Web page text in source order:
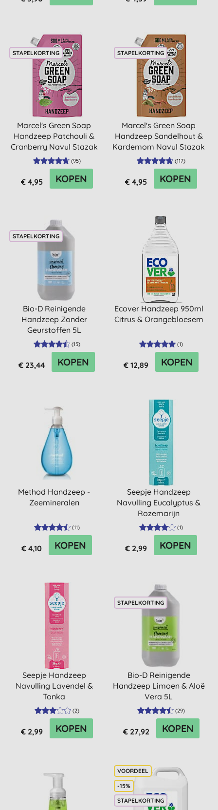
STAPELKORTING
Marcel's Green Soap
Handzeep Patchouli &
Cranberry Navul Stazak
500ml
(95)
€ 4,95 KOPEN
STAPELKORTING
Marcel's Green Soap
Handzeep Sandelhout &
Kardemom Navul Stazak
500ml
(117)
€ 4,95 KOPEN
STAPELKORTING
Bio-D Reinigende
Handzeep Zonder
Geurstoffen 5L
(15)
€ 23,44 KOPEN
Ecover Handzeep 950ml
Citrus & Orangebloesem
(1)
€ 12,89 KOPEN
Method Handzeep -
Zeemineralen
(11)
€ 4,10 KOPEN
Seepje Handzeep
Navulling Eucalyptus &
Rozemarijn
(1)
€ 2,99 KOPEN
Seepje Handzeep
Navulling Lavendel &
Tonka
(2)
€ 2,99 KOPEN
STAPELKORTING
Bio-D Reinigende
Handzeep Limoen & Aloë
Vera 5L
(29)
€ 27,92 KOPEN
-15%
STAPELKORTING